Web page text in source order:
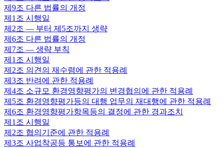
제9조 다른 법률의 개정
제1조 시행일
제2조 — 부터 제5조까지 생략
제6조 다른 법률의 개정
제7조 — 생략 부칙
제1조 시행일
제2조 의견의 재수렴에 관한 적용례
제3조 반려에 관한 적용례
제4조 소규모 환경영향평가의 변경협의에 관한 적용례
제5조 환경영향평가등의 대행 업무의 재대행에 관한 적용례
제6조 환경영향평가항목등의 결정에 관한 경과조치
제1조 시행일
제2조 협의기준에 관한 적용례
제3조 사업착공등 통보에 관한 적용례